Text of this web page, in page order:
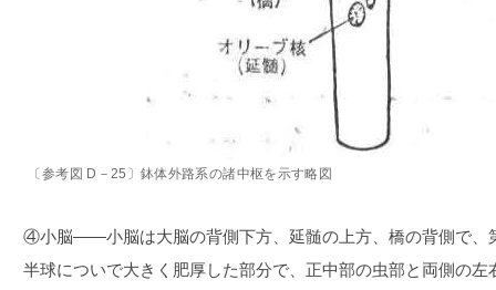
〔参考図 D－25〕鉢体外路系の諸中枢を示す略図
④小脳――小脳は大脳の背側下方、延髄の上方、橋の背側で、
半球についで大きく肥厚した部分で、正中部の虫部と両側の